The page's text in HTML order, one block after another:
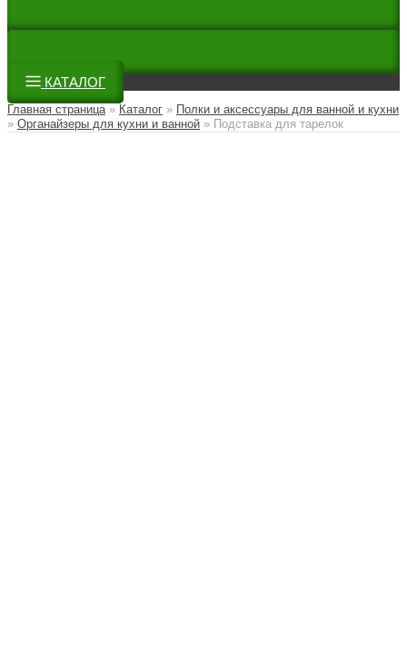
КАТАЛОГ
Главная страница» Каталог » Полки и аксессуары для ванной и кухни
» Органайзеры для кухни и ванной » Подставка для тарелок